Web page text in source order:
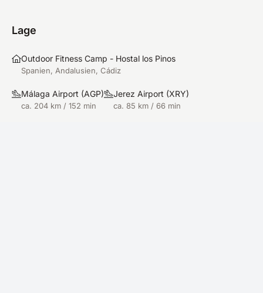
Lage
Outdoor Fitness Camp - Hostal los Pinos
Spanien, Andalusien, Cádiz
Málaga Airport (AGP)
ca. 204 km / 152 min
Jerez Airport (XRY)
ca. 85 km / 66 min